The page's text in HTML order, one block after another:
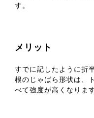
す。
メリット
すでに記したように折
根のじゃばら形状は、
べて強度が高くなります